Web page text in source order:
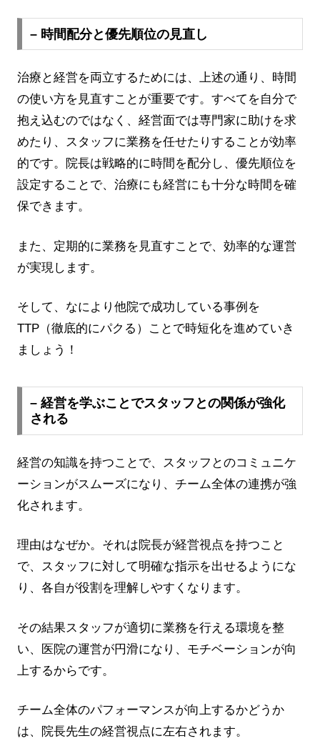
– 時間配分と優先順位の見直し
治療と経営を両立するためには、上述の通り、時間
の使い方を見直すことが重要です。すべてを自分で
抱え込むのではなく、経営面では専門家に助けを求
めたり、スタッフに業務を任せたりすることが効率
的です。院長は戦略的に時間を配分し、優先順位を
設定することで、治療にも経営にも十分な時間を確
保できます。
また、定期的に業務を見直すことで、効率的な運営
が実現します。
そして、なにより他院で成功している事例を
TTP（徹底的にパクる）ことで時短化を進めていき
ましょう！
– 経営を学ぶことでスタッフとの関係が強化
される
経営の知識を持つことで、スタッフとのコミュニケ
ーションがスムーズになり、チーム全体の連携が強
化されます。
理由はなぜか。それは院長が経営視点を持つこと
で、スタッフに対して明確な指示を出せるようにな
り、各自が役割を理解しやすくなります。
その結果スタッフが適切に業務を行える環境を整
い、医院の運営が円滑になり、モチベーションが向
上するからです。
チーム全体のパフォーマンスが向上するかどうか
は、院長先生の経営視点に左右されます。